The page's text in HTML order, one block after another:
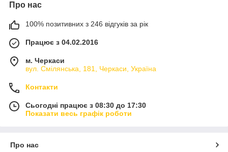
Про нас
100% позитивних з 246 відгуків за рік
Працює з 04.02.2016
м. Черкаси
вул. Смілянська, 181, Черкаси, Україна
Контакти
Сьогодні працює з 08:30 до 17:30
Показати весь графік роботи
Про нас